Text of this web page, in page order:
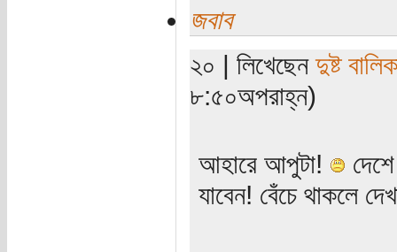
জবাব
২০ | লিখেছেনদুষ্ট
৮:৫০অপরাহ্ন)
আহারে আপুটা!
যাবেন! বেঁচে থাকলে